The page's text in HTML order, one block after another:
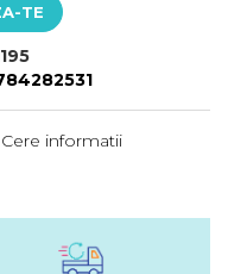
TE
Cere informatii